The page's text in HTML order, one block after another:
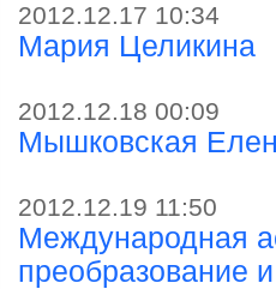
2012.12.17 10:34
Мария Целикина
2012.12.18 00:09
Мышковская
2012.12.19 11:50
Международная
преобразование